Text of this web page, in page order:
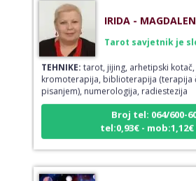
Tarot savjetnik je
TEHNIKE:tarot, jijing, arhetipski kotač,
kromoterapija, biblioterapija (terapija
pisanjem), numerologija, radiestezija
Broj tel: 064/600-
tel:0,93€ - mob:1,12€